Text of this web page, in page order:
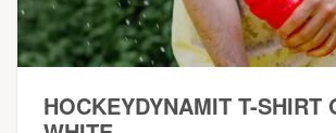
HOCKEYDYNAMIT T-SHIRT